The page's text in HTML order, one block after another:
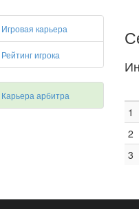
Игровая карьера
Рейтинг игрока
Карьера арбитра
1
2
3